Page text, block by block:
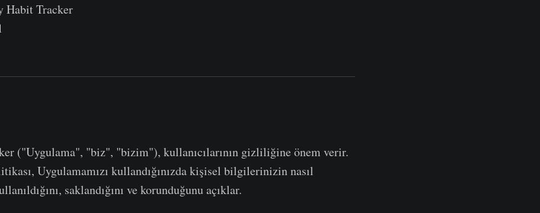
Habit Tracker
("Uygulama", "biz", "bizim"), kullanıcılarının gizliliğine önem verir.
Uygulamamızı kullandığınızda kişisel bilgilerinizin nasıl
saklandığını ve korunduğunu açıklar.